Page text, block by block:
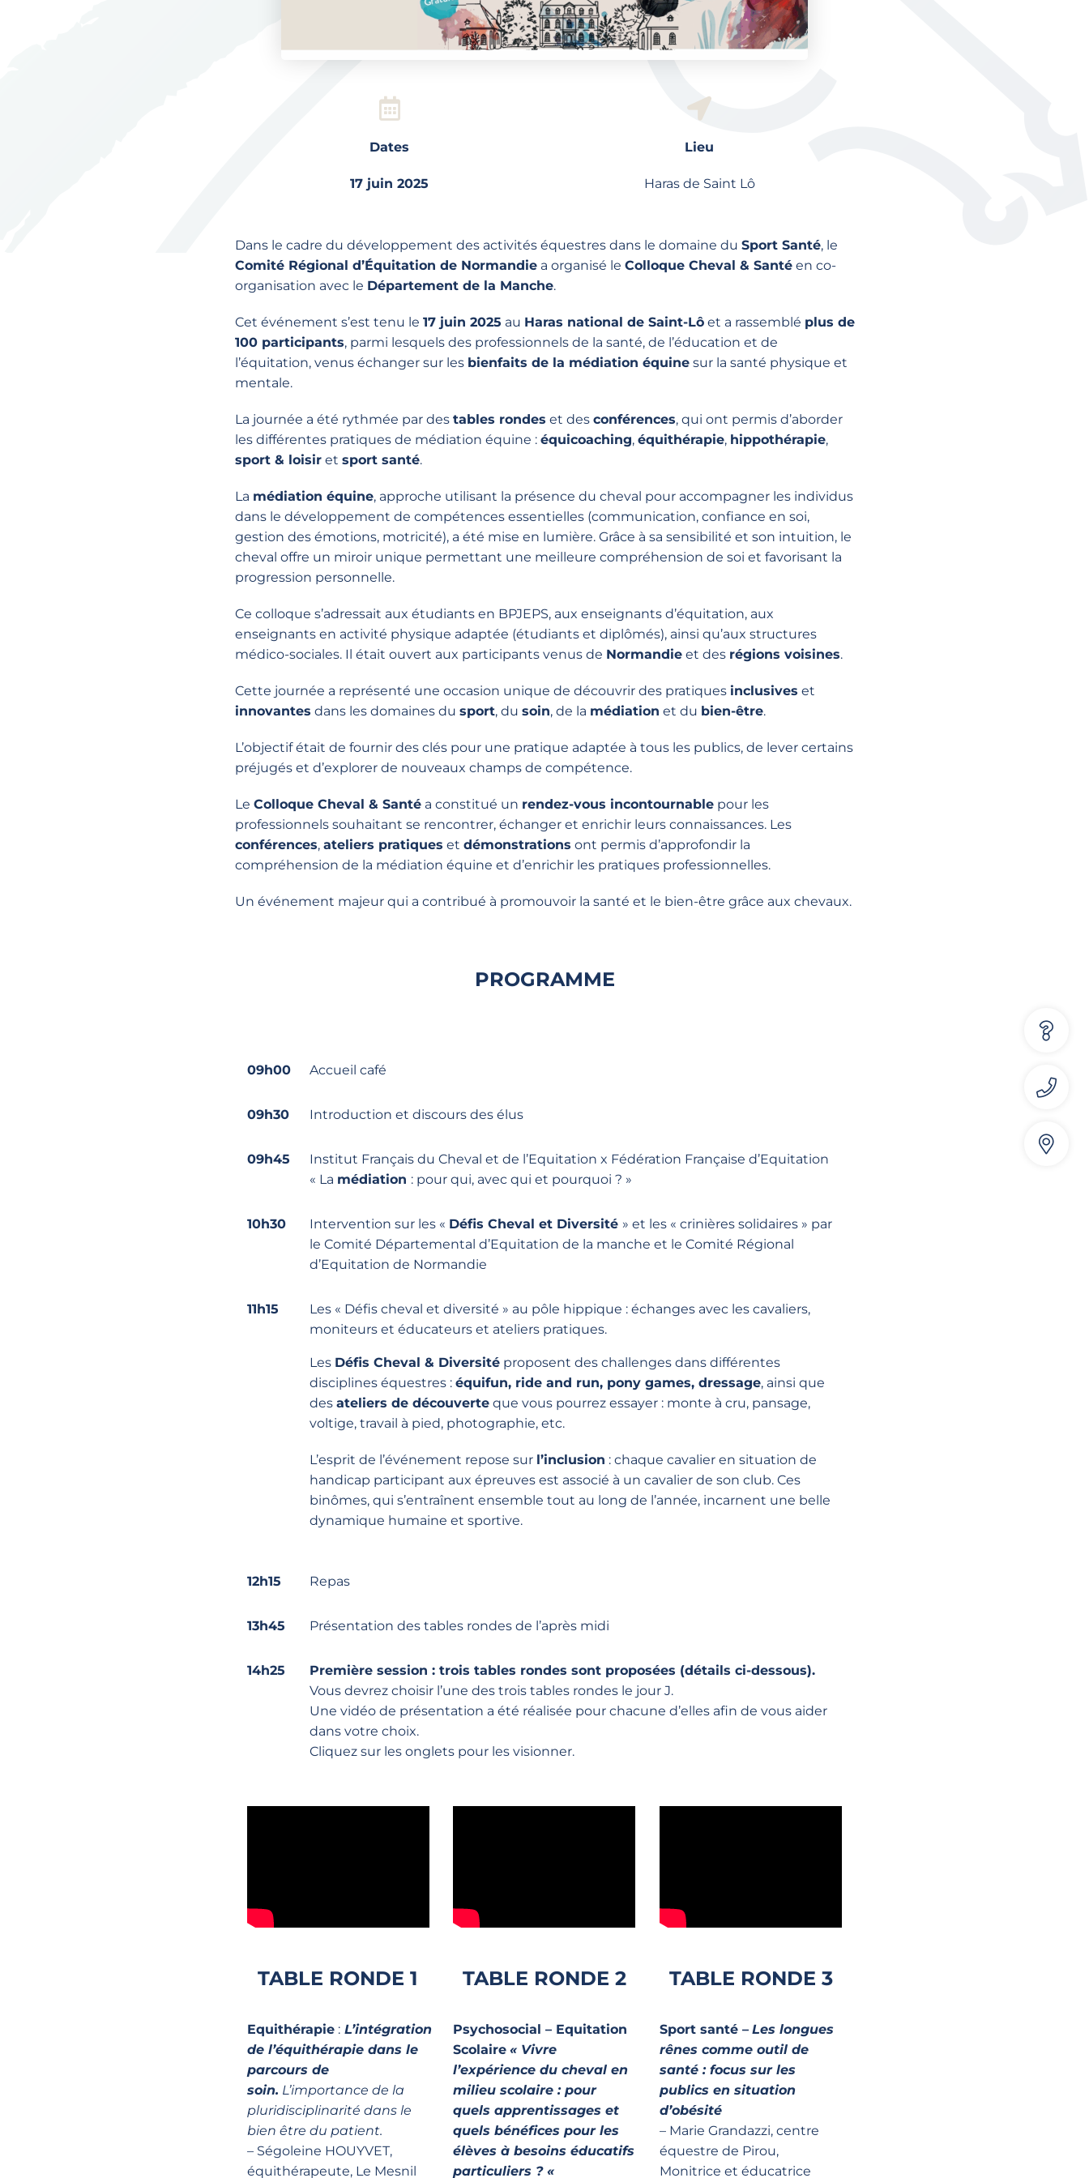
Dates
17 juin 2025
Lieu
Haras de Saint Lô
Dans le cadre du développement des activités équestres dans le domaine du Sport Santé, le
Comité Régional d’Équitation de Normandiea organisé le Colloque Cheval & Santéen co-
organisation avec le Département de la Manche.
Cet événement s’est tenu le 17 juin 2025 au Haras national de Saint-Lôet a rassemblé plus de
100 participants, parmi lesquels des professionnels de la santé, de l’éducation et de
l’équitation, venus échanger sur les bienfaits de la médiation équinesur la santé physique et
mentale.
La journée a été rythmée par des tables rondes et des conférences, qui ont permis d’aborder
les différentes pratiques de médiation équine : équicoaching, équithérapie, hippothérapie,
sport & loisiret sport santé.
La médiation équine, approche utilisant la présence du cheval pour accompagner les individus
dans le développement de compétences essentielles (communication, confiance en soi,
gestion des émotions, motricité), a été mise en lumière. Grâce à sa sensibilité et son intuition, le
cheval offre un miroir unique permettant une meilleure compréhension de soi et favorisant la
progression personnelle.
Ce colloque s’adressait aux étudiants en BPJEPS, aux enseignants d’équitation, aux
enseignants en activité physique adaptée (étudiants et diplômés), ainsi qu’aux structures
médico-sociales. Il était ouvert aux participants venus de Normandieet des régions voisines.
Cette journée a représenté une occasion unique de découvrir des pratiques inclusives et
innovantes dans les domaines du sport, du soin, de la médiation et du bien-être.
L’objectif était de fournir des cléspour une pratique adaptée à tous les publics, de lever certains
préjugéset d’explorer de nouveaux champs de compétence.
Le Colloque Cheval & Santéa constitué un rendez-vous incontournablepour les
professionnels souhaitant se rencontrer, échanger et enrichir leurs connaissances. Les
conférences, ateliers pratiques et démonstrations ont permis d’approfondir la
compréhension de la médiation équine et d’enrichir les pratiques professionnelles.
Un événement majeurqui a contribué à promouvoir la santé et le bien-être grâce aux chevaux.
PROGRAMME
09h00 Accueil café
09h30 Introduction et discours des élus
09h45
Institut Français du Cheval et de l’Equitation x Fédération Française d’Equitation
« La médiation : pour qui, avec qui et pourquoi ? »
10h30 Intervention sur les « Défis Cheval et Diversité » et les « crinières solidaires » par
le Comité Départemental d’Equitation de la manche et le Comité Régional
d’Equitation de Normandie
11h15
Les « Défis cheval et diversité » au pôle hippique : échanges avec les cavaliers,
moniteurs et éducateurs et ateliers pratiques.
Les Défis Cheval & Diversitéproposent des challenges dans différentes
disciplines équestres : équifun, ride and run, pony games, dressage, ainsi que
des ateliers de découverteque vous pourrez essayer : monte à cru, pansage,
voltige, travail à pied, photographie, etc.
L’esprit de l’événement repose sur l’inclusion : chaque cavalier en situation de
handicap participant aux épreuves est associé à un cavalier de son club. Ces
binômes, qui s’entraînent ensemble tout au long de l’année, incarnent une belle
dynamique humaine et sportive.
12h15 Repas
13h45 Présentation des tables rondes de l’après midi
14h25
Première session : trois tables rondes sont proposées (détails ci-dessous).
Vous devrez choisir l’une des trois tables rondes le jour J.
Une vidéo de présentation a été réalisée pour chacune d’elles afin de vous aider
dans votre choix.
Cliquez sur les onglets pour les visionner.
TABLE RONDE 1
Equithérapie:L’intégration
de l’équithérapie dans le
parcours de
soin. L’importance de la
pluridisciplinarité dans le
bien être du patient.
– Ségoleine HOUYVET,
équithérapeute, Le Mesnil
TABLE RONDE 2
Psychosocial – Equitation
Scolaire « Vivre
l’expérience du cheval en
milieu scolaire : pour
quels apprentissages et
quels bénéfices pour les
élèves à besoins éducatifs
particuliers ? «
TABLE RONDE 3
Sport santé – Les longues
rênes comme outil de
santé : focus sur les
publics en situation
d’obésité
– Marie Grandazzi, centre
équestre de Pirou,
Monitrice et éducatrice